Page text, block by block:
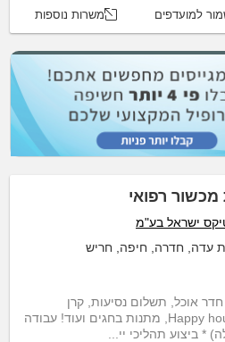
למועדפים משרות נוספות
מכשור רפואי
ישראל בע"מ
עדה, חדרה, חיפה, חריש
אוכל, תשלום נסיעות, קרן
השתלמות, אירועי חברה, Happy hours, מתנות בחגים ועוד! עבודה